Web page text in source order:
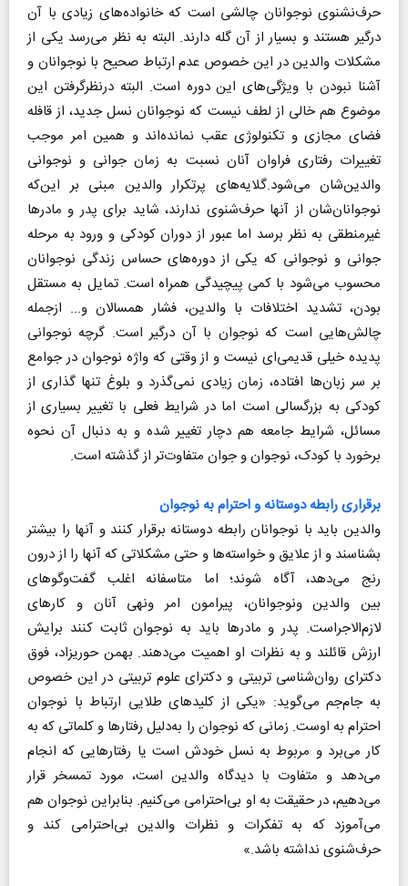
حرف‌نشنوی نوجوانان چالشی است که خانواده‌های زیادی با آن
درگیر هستند و بسیار از آن گله دارند. البته به نظر می‌رسد یکی از
مشکلات والدین در این خصوص عدم ارتباط صحیح با نوجوانان و
آشنا نبودن با ویژگی‌های این دوره است. البته درنظرگرفتن این
موضوع هم خالی از لطف نیست که نوجوانان نسل جدید، از قافله
فضای مجازی و تکنولوژی عقب نمانده‌اند و همین امر موجب
تغییرات رفتاری فراوان آنان نسبت به زمان جوانی و نوجوانی
والدین‌شان می‌شود.گلایه‌های پرتکرار والدین مبنی بر این‌که
نوجوانان‌شان از آنها حرف‌شنوی ندارند، شاید برای پدر و مادرها
غیرمنطقی به نظر برسد اما عبور از دوران کودکی و ورود به مرحله
جوانی و نوجوانی که یکی از دوره‌های حساس زندگی نوجوانان
محسوب می‌شود با کمی پیچیدگی همراه است. تمایل به مستقل
بودن، تشدید اختلافات با والدین، فشار همسالان و... ازجمله
چالش‌هایی است که نوجوان با آن درگیر است. گرچه نوجوانی
پدیده خیلی قدیمی‌ای نیست و از وقتی که واژه نوجوان در جوامع
بر سر زبان‌ها افتاده، زمان زیادی نمی‌گذرد و بلوغ تنها گذاری از
کودکی به بزرگسالی است اما در شرایط فعلی با تغییر بسیاری از
مسائل، شرایط جامعه هم دچار تغییر شده و به دنبال آن نحوه
برخورد با کودک، نوجوان و جوان متفاوت‌‌تر از گذشته است.
برقراری رابطه دوستانه و احترام به نوجوان
والدین باید با نوجوانان رابطه دوستانه برقرار کنند و آنها را بیشتر
بشناسند و از علایق و خواسته‌ها و حتی مشکلاتی که آنها را از درون
رنج می‌دهد، آگاه شوند؛ اما متاسفانه اغلب گفت‌وگوهای
بین والدین ونوجوانان، پیرامون امر ونهی آنان و کارهای
لازم‌الاجراست. پدر و مادرها باید به نوجوان ثابت کنند برایش
ارزش قائلند و به نظرات او اهمیت می‌دهند. بهمن حوریزاد، فوق
دکترای روان‌شناسی تربیتی و دکترای علوم تربیتی در این خصوص
به جام‌جم می‌گوید: «یکی از کلیدهای طلایی ارتباط با نوجوان
احترام به اوست. زمانی که نوجوان را به‌دلیل رفتارها و کلماتی که به
کار می‌برد و مربوط به نسل خودش است یا رفتارهایی که انجام
می‌دهد و متفاوت با دیدگاه والدین است، مورد تمسخر قرار
می‌دهیم، در حقیقت به او بی‌احترامی می‌کنیم. بنابراین نوجوان هم
می‌آموزد که به تفکرات و نظرات والدین بی‌احترامی کند و
حرف‌شنوی نداشته باشد.»